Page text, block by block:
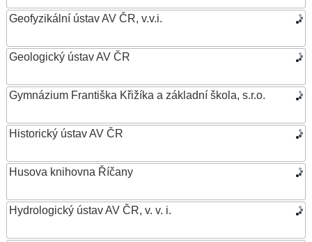
Geofyzikální ústav AV ČR, v.v.i.
Geologický ústav AV ČR
Gymnázium Františka Křižíka a základní škola, s.r.o.
Historický ústav AV ČR
Husova knihovna Říčany
Hydrologický ústav AV ČR, v. v. i.